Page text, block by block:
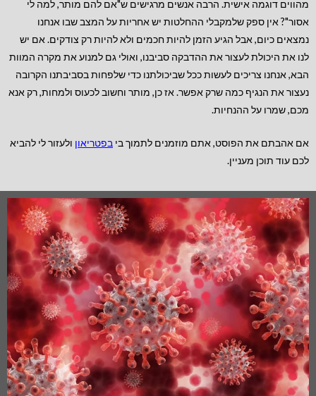
מהווים דוגמה אישית. הרבה אנשים מרגישים ש"אם להם מותר, למה לי
אסור"? אין ספק שלמקבלי ההחלטות יש אחריות על המצב שבו אנחנו
נמצאים כיום, אבל הגיע הזמן להיות חכמים ולא להיות רק צודקים. אם יש
לנו את היכולת לעצור את ההדבקה סביבנו, ואולי גם למנוע את מקרה המוות
הבא, אנחנו צריכים לעשות ככל שביכולתנו כדי שלפחות בסביבתנו הקרובה
נעצור את הנגיף כמה שרק אפשר. אז כן, מותר וחשוב לכעוס ולמחות, רק אנא
מכם, שמרו על ההנחיות.
אם אהבתם את הפוסט, אתם מוזמנים לתמוך ביבפטריאון ולעזור לי להביא
לכם עוד תוכן מעניין.